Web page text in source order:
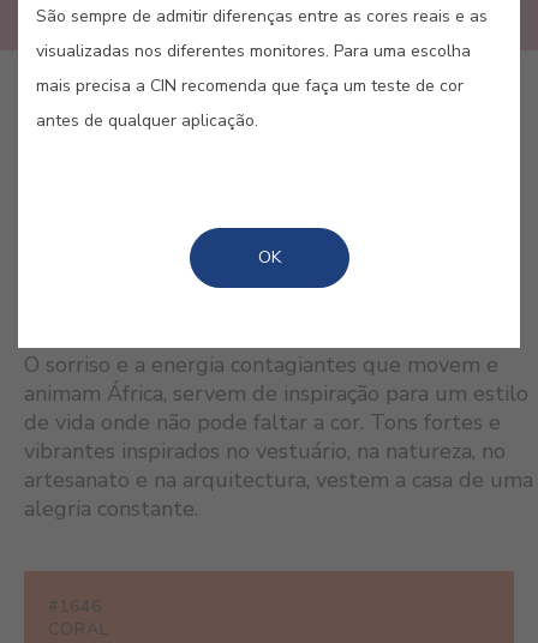
GUARDAR
O sorriso e a energia contagiantes que movem e
animam África, servem de inspiração para um estilo
de vida onde não pode faltar a cor. Tons fortes e
vibrantes inspirados no vestuário, na natureza, no
artesanato e na arquitectura, vestem a casa de uma
alegria constante.
#1646
CORAL
São sempre de admitir diferenças entre as cores reais e as
visualizadas nos diferentes monitores. Para uma escolha
mais precisa a CIN recomenda que faça um teste de cor
antes de qualquer aplicação.
OK